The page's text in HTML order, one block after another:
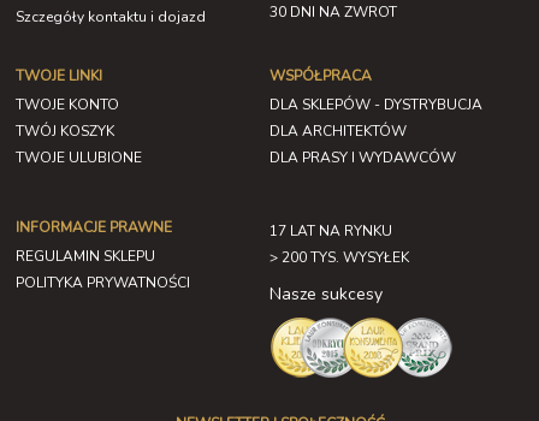
Szczegóły kontaktu i dojazd
30 DNI NA ZWROT
TWOJE LINKI
TWOJE KONTO
TWÓJ KOSZYK
TWOJE ULUBIONE
INFORMACJE PRAWNE
REGULAMIN SKLEPU
POLITYKA PRYWATNOŚCI
WSPÓŁPRACA
DLA SKLEPÓW - DYSTRYBUCJA
DLA ARCHITEKTÓW
DLA PRASY I WYDAWCÓW
17 LAT NA RYNKU
> 200 TYS. WYSYŁEK
Nasze sukcesy